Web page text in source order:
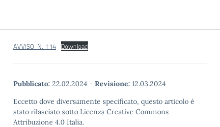
AVVISO-N.-114 Download
Pubblicato: 22.02.2024 - Revisione: 12.03.2024
Eccetto dove diversamente specificato, questo articolo è
stato rilasciato sotto Licenza Creative Commons
Attribuzione 4.0 Italia.